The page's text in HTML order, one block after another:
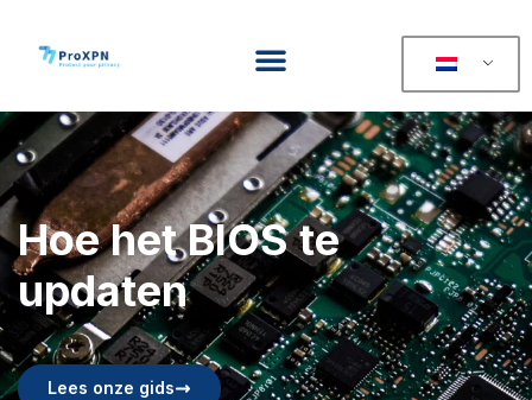
Hoe het BIOS te
updaten
Lees onze gids